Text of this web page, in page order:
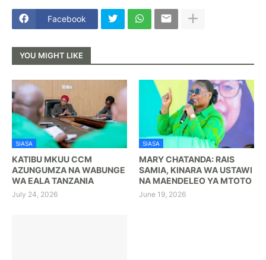
Facebook
YOU MIGHT LIKE
SIASA
KATIBU MKUU CCM
AZUNGUMZA NA WABUNGE
WA EALA TANZANIA
July 24, 2026
SIASA
MARY CHATANDA: RAIS
SAMIA, KINARA WA USTAWI
NA MAENDELEO YA MTOTO
June 19, 2026